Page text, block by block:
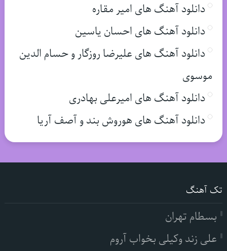
دانلود آهنگ های امیر مقاره
دانلود آهنگ های احسان یاسین
دانلود آهنگ های علیرضا روزگار و حسام الدین
موسوی
دانلود آهنگ های امیرعلی بهادری
دانلود آهنگ های هوروش بند و آصف آریا
تک آهنگ
بسطام تهران
علی زند وکیلی بخواب آروم